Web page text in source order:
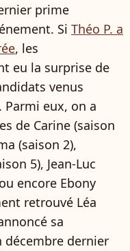
prime
Si Théo P. a
, les
eu la surprise de
venus
Parmi eux, on a
de Carine (saison
(saison 2),
5), Jean-Luc
encore Ebony
retrouvé Léa
sa
décembre dernier